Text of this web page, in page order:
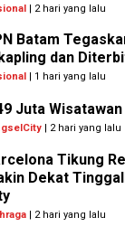
| 2 hari yang lalu
Batam
dan
| 1 hari yang lalu
Juta
| 2 hari yang lalu
Tikung
Dekat
| 2 hari yang lalu